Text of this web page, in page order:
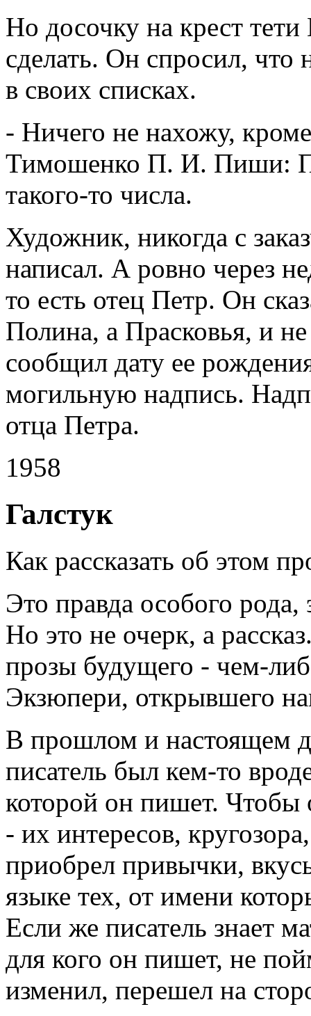
Но досочку на крест
сделать. Он спросил, что
в своих списках.
- Ничего не нахожу,
Тимошенко П. И. Пиши:
такого-то числа.
Художник, никогда с
написал. А ровно через
то есть отец Петр. Он
Полина, а Прасковья, и
сообщил дату ее
могильную надпись.
отца Петра.
1958
Галстук
Как рассказать об этом
Это правда особого рода,
Но это не очерк, а
прозы будущего - чем-
Экзюпери, открывшего
В прошлом и настоящем
писатель был кем-то
которой он пишет. Чтобы
- их интересов,
приобрел привычки,
языке тех, от имени
Если же писатель знает
для кого он пишет, не
изменил, перешел на